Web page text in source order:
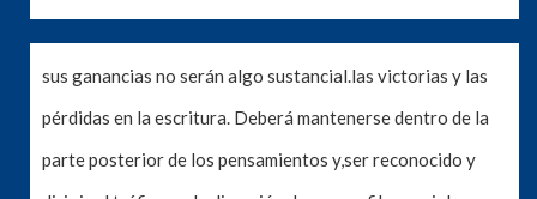
sus ganancias no serán algo sustancial.las victorias y las
pérdidas en la escritura. Deberá mantenerse dentro de la
parte posterior de los pensamientos y,ser reconocido y